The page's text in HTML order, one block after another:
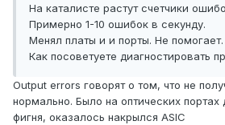
На каталисте растут счетчики
Примерно 1-10 ошибок в секунду.
Менял платы и и порты. Не помогает.
Как посоветуете диагностировать
Output errors говорят о том, что не
нормально. Было на оптических портах
фигня, оказалось накрылся ASIC